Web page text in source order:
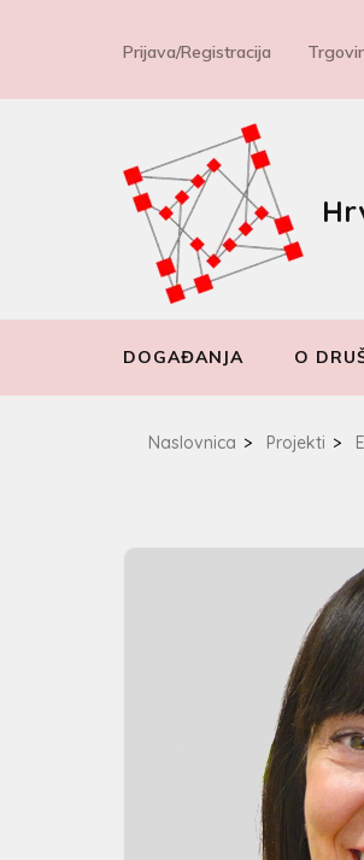
Prijava/Registracija
DOGAĐANJA O
Naslovnica > Projekti >